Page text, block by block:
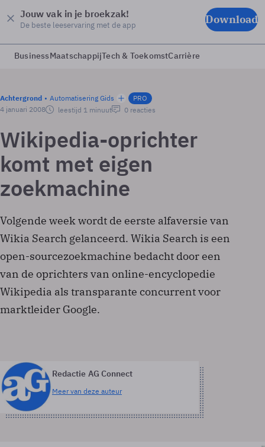
Jouw vak in je broekzak!
De beste leeservaring met de app Download
BusinessMaatschappijTech & ToekomstCarrière
Achtergrond Automatisering Gids
PRO
4 januari 2008
leestijd 1 minuut 0 reacties
Wikipedia-oprichter
komt met eigen
zoekmachine
Volgende week wordt de eerste alfaversie van
Wikia Search gelanceerd. Wikia Search is een
open-sourcezoekmachine bedacht door een
van de oprichters van online-encyclopedie
Wikipedia als transparante concurrent voor
marktleider Google.
Redactie AG Connect
Meer van deze auteur